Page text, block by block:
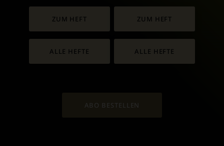
ZUM HEFT
ALLE HEFTE
ZUM HEFT
ALLE HEFTE
ABO BESTELLEN